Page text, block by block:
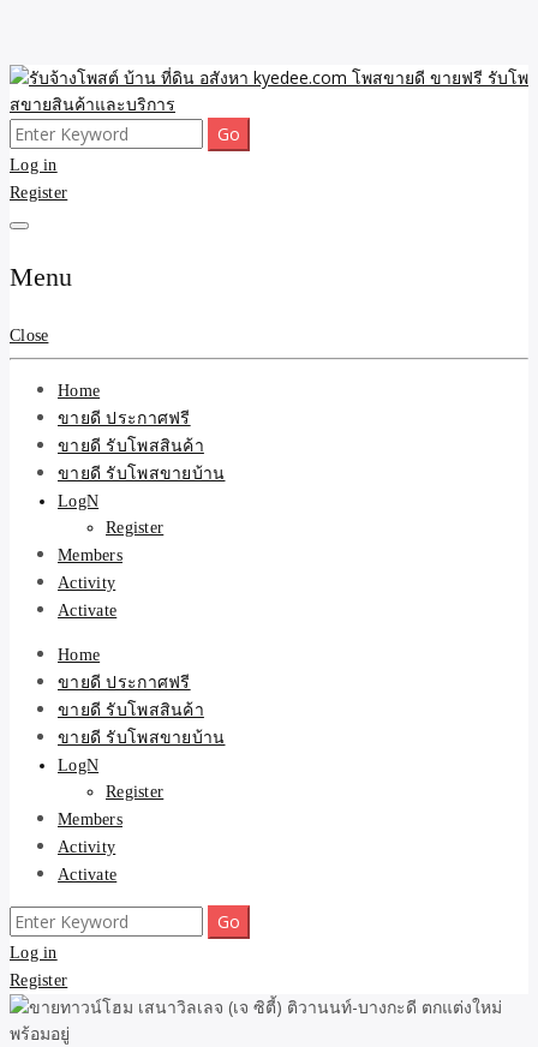
Skip
to
content
รับจ้างโพสต์ บ้าน ที่ดิน
อสังหา kyedee.com โพส
ขายดี ขายฟรี รับโพสขาย
สินค้าและบริการ
ขายดี โพสประกาศขายสินค้าฟรี บ้าน ที่ดิน อสังหา รับโพสต์ประกาศขาย
ของ รับรองผล ดีที่สุดถูกที่สุด ติดหน้าแรกกูเกืล
Search
for:
Log in
Register
Menu
Close
Home
ขายดี ประกาศฟรี
ขายดี รับโพสสินค้า
ขายดี รับโพสขายบ้าน
LogN
Register
Members
Activity
Activate
Home
ขายดี ประกาศฟรี
ขายดี รับโพสสินค้า
ขายดี รับโพสขายบ้าน
LogN
Register
Members
Activity
Activate
Search
for:
Log in
Register